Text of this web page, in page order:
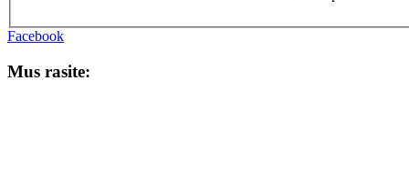
Facebook
Mus rasite: